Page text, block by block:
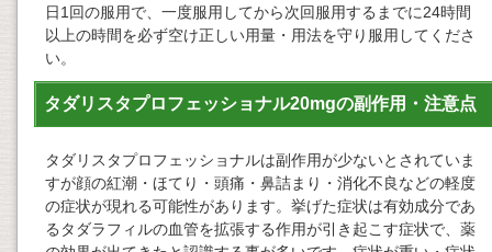
日1回の服用で、一度服用してから次回服用するまでに24時間
以上の時間を必ず空け正しい用量・用法を守り服用してくださ
い。
タダリスタプロフェッショナル20mgの副作用・注意点
タダリスタプロフェッショナルは副作用が少ないとされていま
すが顔の紅潮・ほてり・頭痛・鼻詰まり・消化不良などの軽度
の症状が現れる可能性があります。挙げた症状は有効成分であ
るタダラフィルの血管を拡張する作用が引き起こす症状で、薬